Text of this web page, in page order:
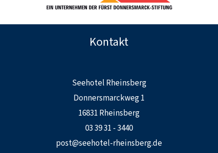
Kontakt
Seehotel Rheinsberg
Donnersmarckweg 1
16831 Rheinsberg
03 39 31 - 3440
post@seehotel-rheinsberg.de